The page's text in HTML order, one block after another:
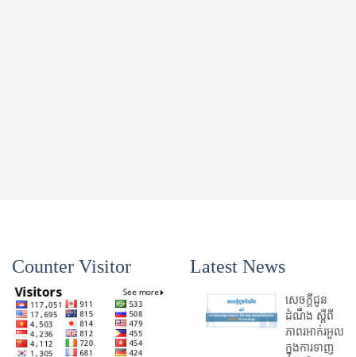
Counter Visitor Latest News
សេចក្តីជូន
ដំណឹង ស្តី​ពី
ភាព​រអាក់រអួល​
ក្នុងការ​ទាញ​